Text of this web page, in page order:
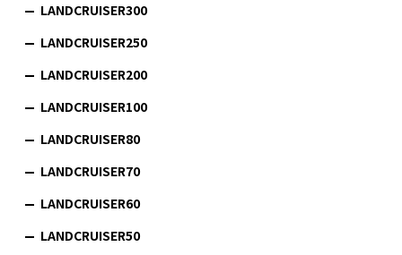
LANDCRUISER300
LANDCRUISER250
LANDCRUISER200
LANDCRUISER100
LANDCRUISER80
LANDCRUISER70
LANDCRUISER60
LANDCRUISER50